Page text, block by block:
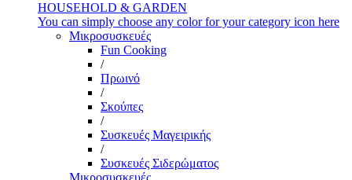
HOUSEHOLD & GARDEN
You can simply choose any color for your category icon here
Μικροσυσκευές
Fun Cooking
/
Πρωινό
/
Σκούπες
/
Συσκευές Μαγειρικής
/
Συσκευές Σιδερώματος
Μικροσυσκευές